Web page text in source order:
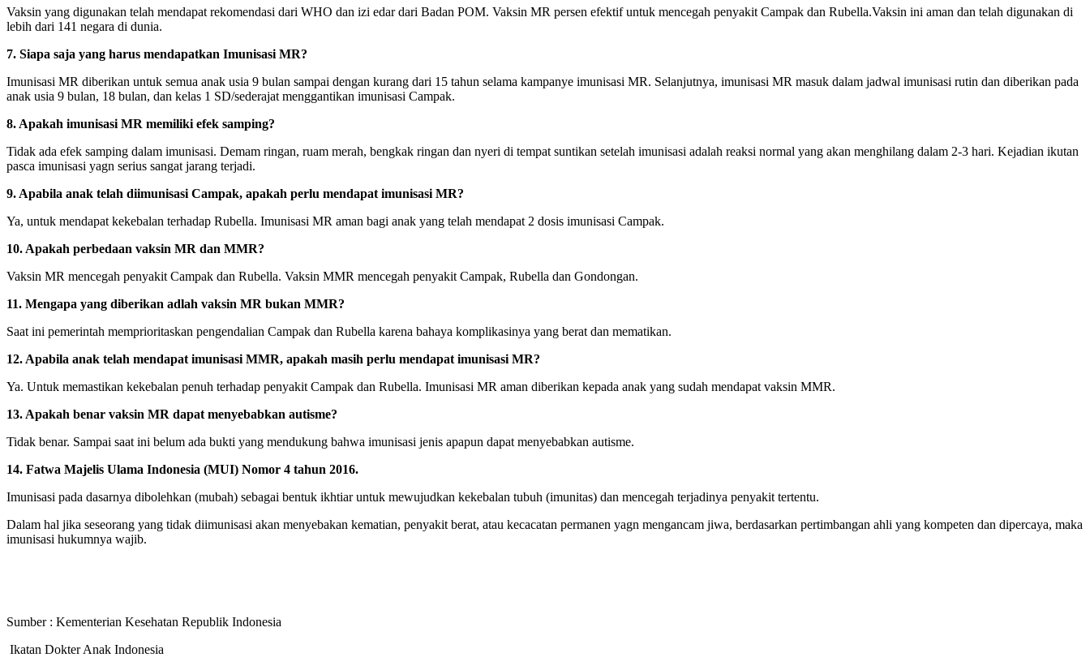
Vaksin yang digunakan telah mendapat rekomendasi dari WHO dan izi edar dari Badan POM. Vaksin MR persen efektif untuk mencegah penyakit Campak dan Rubella.Vaksin ini aman dan telah digunakan di
lebih dari 141 negara di dunia.
7. Siapa saja yang harus mendapatkan Imunisasi MR?
Imunisasi MR diberikan untuk semua anak usia 9 bulan sampai dengan kurang dari 15 tahun selama kampanye imunisasi MR. Selanjutnya, imunisasi MR masuk dalam jadwal imunisasi rutin dan diberikan pada
anak usia 9 bulan, 18 bulan, dan kelas 1 SD/sederajat menggantikan imunisasi Campak.
8. Apakah imunisasi MR memiliki efek samping?
Tidak ada efek samping dalam imunisasi. Demam ringan, ruam merah, bengkak ringan dan nyeri di tempat suntikan setelah imunisasi adalah reaksi normal yang akan menghilang dalam 2-3 hari. Kejadian ikutan
pasca imunisasi yagn serius sangat jarang terjadi.
9. Apabila anak telah diimunisasi Campak, apakah perlu mendapat imunisasi MR?
Ya, untuk mendapat kekebalan terhadap Rubella. Imunisasi MR aman bagi anak yang telah mendapat 2 dosis imunisasi Campak.
10. Apakah perbedaan vaksin MR dan MMR?
Vaksin MR mencegah penyakit Campak dan Rubella. Vaksin MMR mencegah penyakit Campak, Rubella dan Gondongan.
11. Mengapa yang diberikan adlah vaksin MR bukan MMR?
Saat ini pemerintah memprioritaskan pengendalian Campak dan Rubella karena bahaya komplikasinya yang berat dan mematikan.
12. Apabila anak telah mendapat imunisasi MMR, apakah masih perlu mendapat imunisasi MR?
Ya. Untuk memastikan kekebalan penuh terhadap penyakit Campak dan Rubella. Imunisasi MR aman diberikan kepada anak yang sudah mendapat vaksin MMR.
13. Apakah benar vaksin MR dapat menyebabkan autisme?
Tidak benar. Sampai saat ini belum ada bukti yang mendukung bahwa imunisasi jenis apapun dapat menyebabkan autisme.
14. Fatwa Majelis Ulama Indonesia (MUI) Nomor 4 tahun 2016.
Imunisasi pada dasarnya dibolehkan (mubah) sebagai bentuk ikhtiar untuk mewujudkan kekebalan tubuh (imunitas) dan mencegah terjadinya penyakit tertentu.
Dalam hal jika seseorang yang tidak diimunisasi akan menyebakan kematian, penyakit berat, atau kecacatan permanen yagn mengancam jiwa, berdasarkan pertimbangan ahli yang kompeten dan dipercaya, maka
imunisasi hukumnya wajib.
Sumber : Kementerian Kesehatan Republik Indonesia
Ikatan Dokter Anak Indonesia